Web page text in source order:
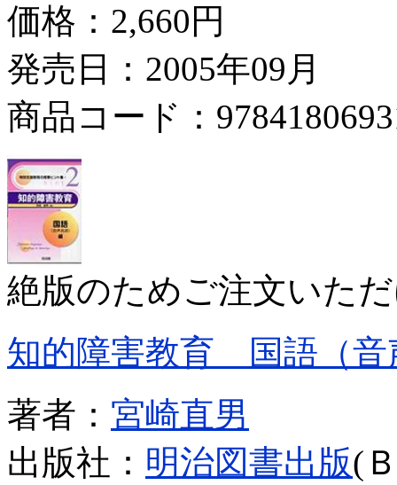
価格： 2,660円
発売日：2005年09月
商品コード：
絶版のためご注文いた
知的障害教育 国語（音
著者： 宮崎直男
出版社： 明治図書出版(